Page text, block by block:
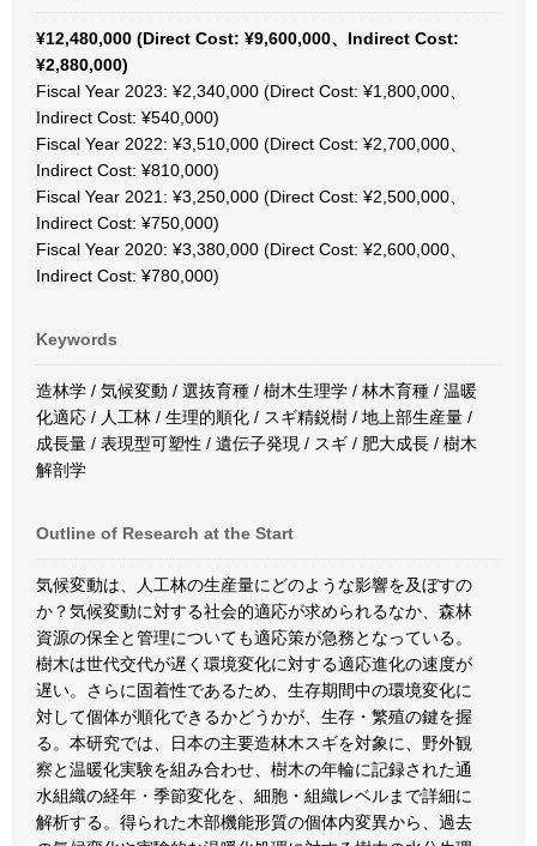
¥12,480,000 (Direct Cost: ¥9,600,000、Indirect Cost:
¥2,880,000)
Fiscal Year 2023: ¥2,340,000 (Direct Cost: ¥1,800,000、
Indirect Cost: ¥540,000)
Fiscal Year 2022: ¥3,510,000 (Direct Cost: ¥2,700,000、
Indirect Cost: ¥810,000)
Fiscal Year 2021: ¥3,250,000 (Direct Cost: ¥2,500,000、
Indirect Cost: ¥750,000)
Fiscal Year 2020: ¥3,380,000 (Direct Cost: ¥2,600,000、
Indirect Cost: ¥780,000)
Keywords
造林学 / 気候変動 / 選抜育種 / 樹木生理学 / 林木育種 / 温暖
化適応 / 人工林 / 生理的順化 / スギ精鋭樹 / 地上部生産量 /
成長量 / 表現型可塑性 / 遺伝子発現 / スギ / 肥大成長 / 樹木
解剖学
Outline of Research at the Start
気候変動は、人工林の生産量にどのような影響を及ぼすの
か？気候変動に対する社会的適応が求められるなか、森林
資源の保全と管理についても適応策が急務となっている。
樹木は世代交代が遅く環境変化に対する適応進化の速度が
遅い。さらに固着性であるため、生存期間中の環境変化に
対して個体が順化できるかどうかが、生存・繁殖の鍵を握
る。本研究では、日本の主要造林木スギを対象に、野外観
察と温暖化実験を組み合わせ、樹木の年輪に記録された通
水組織の経年・季節変化を、細胞・組織レベルまで詳細に
解析する。得られた木部機能形質の個体内変異から、過去